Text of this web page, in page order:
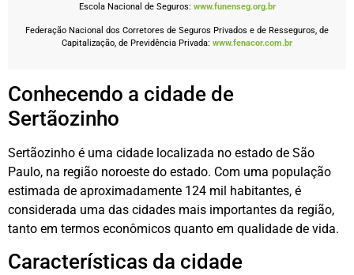
Escola Nacional de Seguros: www.funenseg.org.br
Federação Nacional dos Corretores de Seguros Privados e de Resseguros, de
Capitalização, de Previdência Privada: www.fenacor.com.br
Conhecendo a cidade de
Sertãozinho
Sertãozinho é uma cidade localizada no estado de São
Paulo, na região noroeste do estado. Com uma população
estimada de aproximadamente 124 mil habitantes, é
considerada uma das cidades mais importantes da região,
tanto em termos econômicos quanto em qualidade de vida.
Características da cidade